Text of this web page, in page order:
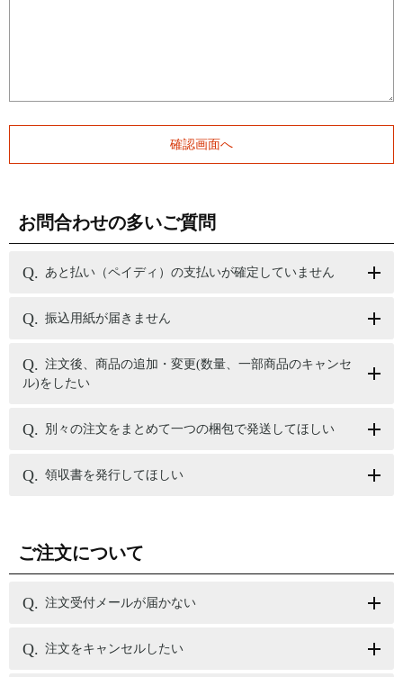
お問合わせの多いご質問
あと払い（ペイディ）の支払いが確定していません
振込用紙が届きません
注文後、商品の追加・変更(数量、一部商品のキャンセ
ル)をしたい
別々の注文をまとめて一つの梱包で発送してほしい
領収書を発行してほしい
ご注文について
注文受付メールが届かない
注文をキャンセルしたい